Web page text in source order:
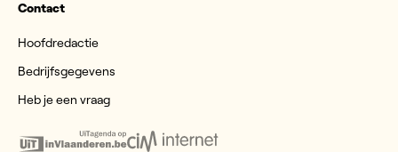
Contact
Hoofdredactie
Bedrijfsgegevens
Heb je een vraag